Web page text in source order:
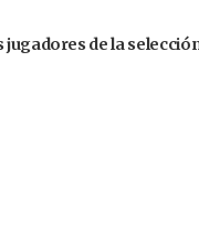
de la